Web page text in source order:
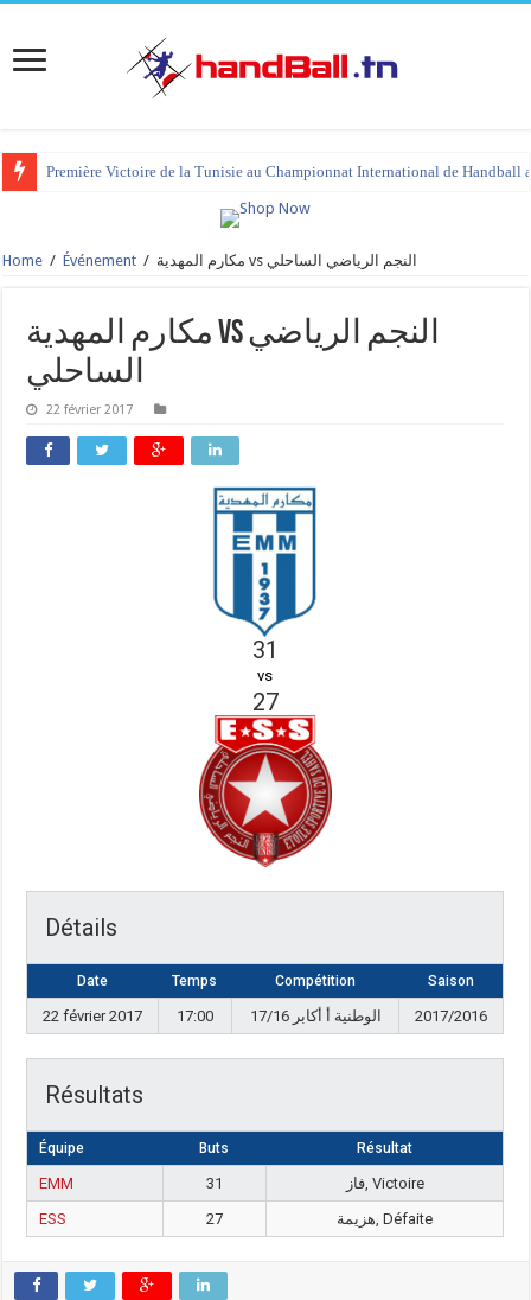
Première Victoire de la Tunisie au Championnat International de Handball
Home / Événement / مكارم المهدية vs النجم الرياضي الساحلي
مكارم المهدية vs النجم الرياضي
الساحلي
22 février 2017
31
vs
27
Détails
Date Temps Compétition Saison
22 février 2017 17:00 17/16 الوطنية أ أكابر 2017/2016
Résultats
Équipe Buts Résultat
EMM 31
فاز, Victoire
ESS
27 هزيمة, Défaite